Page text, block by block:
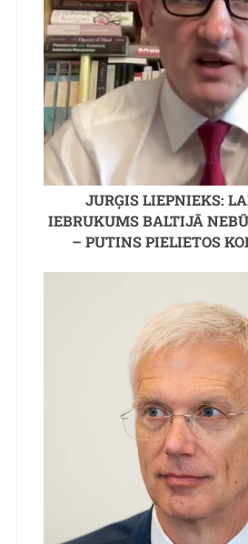
JURĢIS LIEPNIEKS:
IEBRUKUMS BALTIJĀ
– PUTINS PIELIETOS